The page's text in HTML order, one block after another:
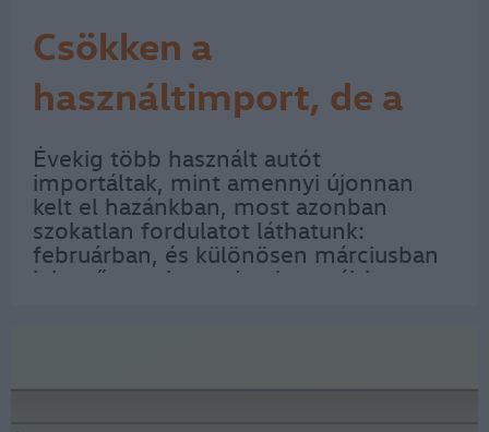
Csökken a
használtimport, de a
Volkswagen marad az
élen
Évekig több használt autót
importáltak, mint amennyi újonnan
kelt el hazánkban, most azonban
szokatlan fordulatot láthatunk:
februárban, és különösen márciusban
jelentősen elmaradt a használtimport